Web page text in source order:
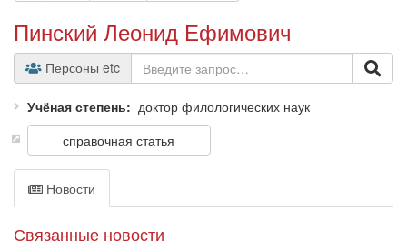
Пинский Леонид Ефимович
Персоны etc
Учёная степень
доктор филологических наук
справочная статья
Новости
Связанные новости